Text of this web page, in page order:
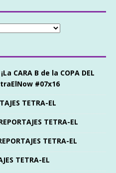
CARA B de la COPA DEL
#07x16
TETRA-EL
TETRA-EL
TETRA-EL
TETRA-EL